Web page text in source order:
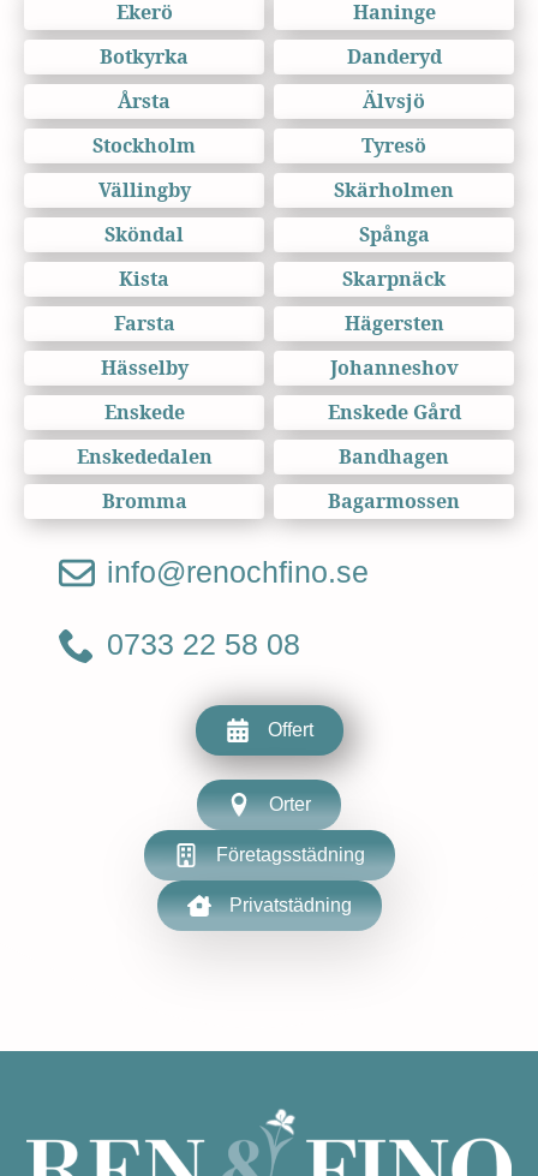
Ekerö
Haninge
Botkyrka
Danderyd
Årsta
Älvsjö
Stockholm
Tyresö
Vällingby
Skärholmen
Sköndal
Spånga
Kista
Skarpnäck
Farsta
Hägersten
Hässelby
Johanneshov
Enskede
Enskede Gård
Enskededalen
Bandhagen
Bromma
Bagarmossen
info@renochfino.se
0733 22 58 08
Offert
Orter
Företagsstädning
Privatstädning